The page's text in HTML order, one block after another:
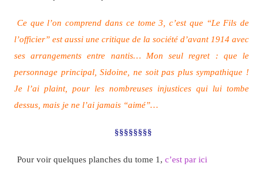
Ce que l’on comprend dans ce tome 3, c’est que “Le Fils de
l’officier” est aussi une critique de la société d’avant 1914 avec
ses arrangements entre nantis… Mon seul regret : que le
personnage principal, Sidoine, ne soit pas plus sympathique !
Je l’ai plaint, pour les nombreuses injustices qui lui tombe
dessus, mais je ne l’ai jamais “aimé”…
§§§§§§§§
Pour voir quelques planches du tome 1, c’est par ici